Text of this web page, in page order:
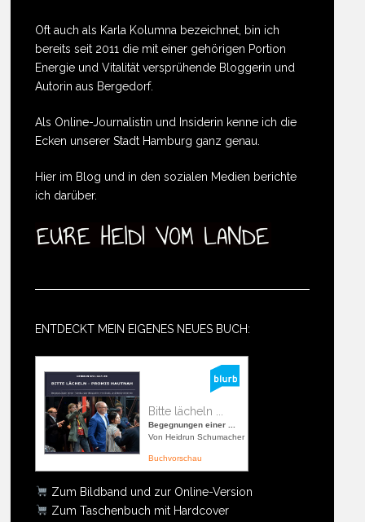
Oft auch als Karla Kolumna bezeichnet, bin ich
bereits seit 2011 die mit einer gehörigen Portion
Energie und Vitalität versprühende Bloggerin und
Autorin aus Bergedorf.
Als Online-Journalistin und Insiderin kenne ich die
Ecken unserer Stadt Hamburg ganz genau.
Hier im Blog und in den sozialen Medien berichte
ich darüber.
ENTDECKT MEIN EIGENES NEUES BUCH:
Bitte lächeln ...
Begegnungen einer ...
Von Heidrun Schumacher
Buchvorschau
Zum Bildband und zur Online-Version
Zum Taschenbuch mit Hardcover